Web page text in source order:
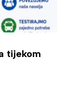
tijekom